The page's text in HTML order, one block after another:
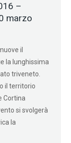
–
marzo
il
la lunghissima
triveneto.
il territorio
Cortina
si svolgerà
la